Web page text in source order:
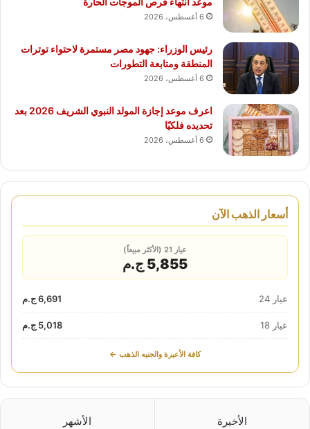
6 أغسطس، 2026
رئيس الوزراء: جهود مصر مستمرة لاحتواء توترات
المنطقة ومتابعة التطورات
6 أغسطس، 2026
اعرف موعد إجازة المولد النبوي الشريف 2026 بعد
تحديده فلكيًا
6 أغسطس، 2026
أسعار الذهب الآن
عيار 21 (الأكثر مبيعاً)
5,855 ج.م
عيار 24 6,691 ج.م
عيار 18 5,018 ج.م
كافة الأعيرة والجنيه الذهب ←
الأخيرة الأشهر